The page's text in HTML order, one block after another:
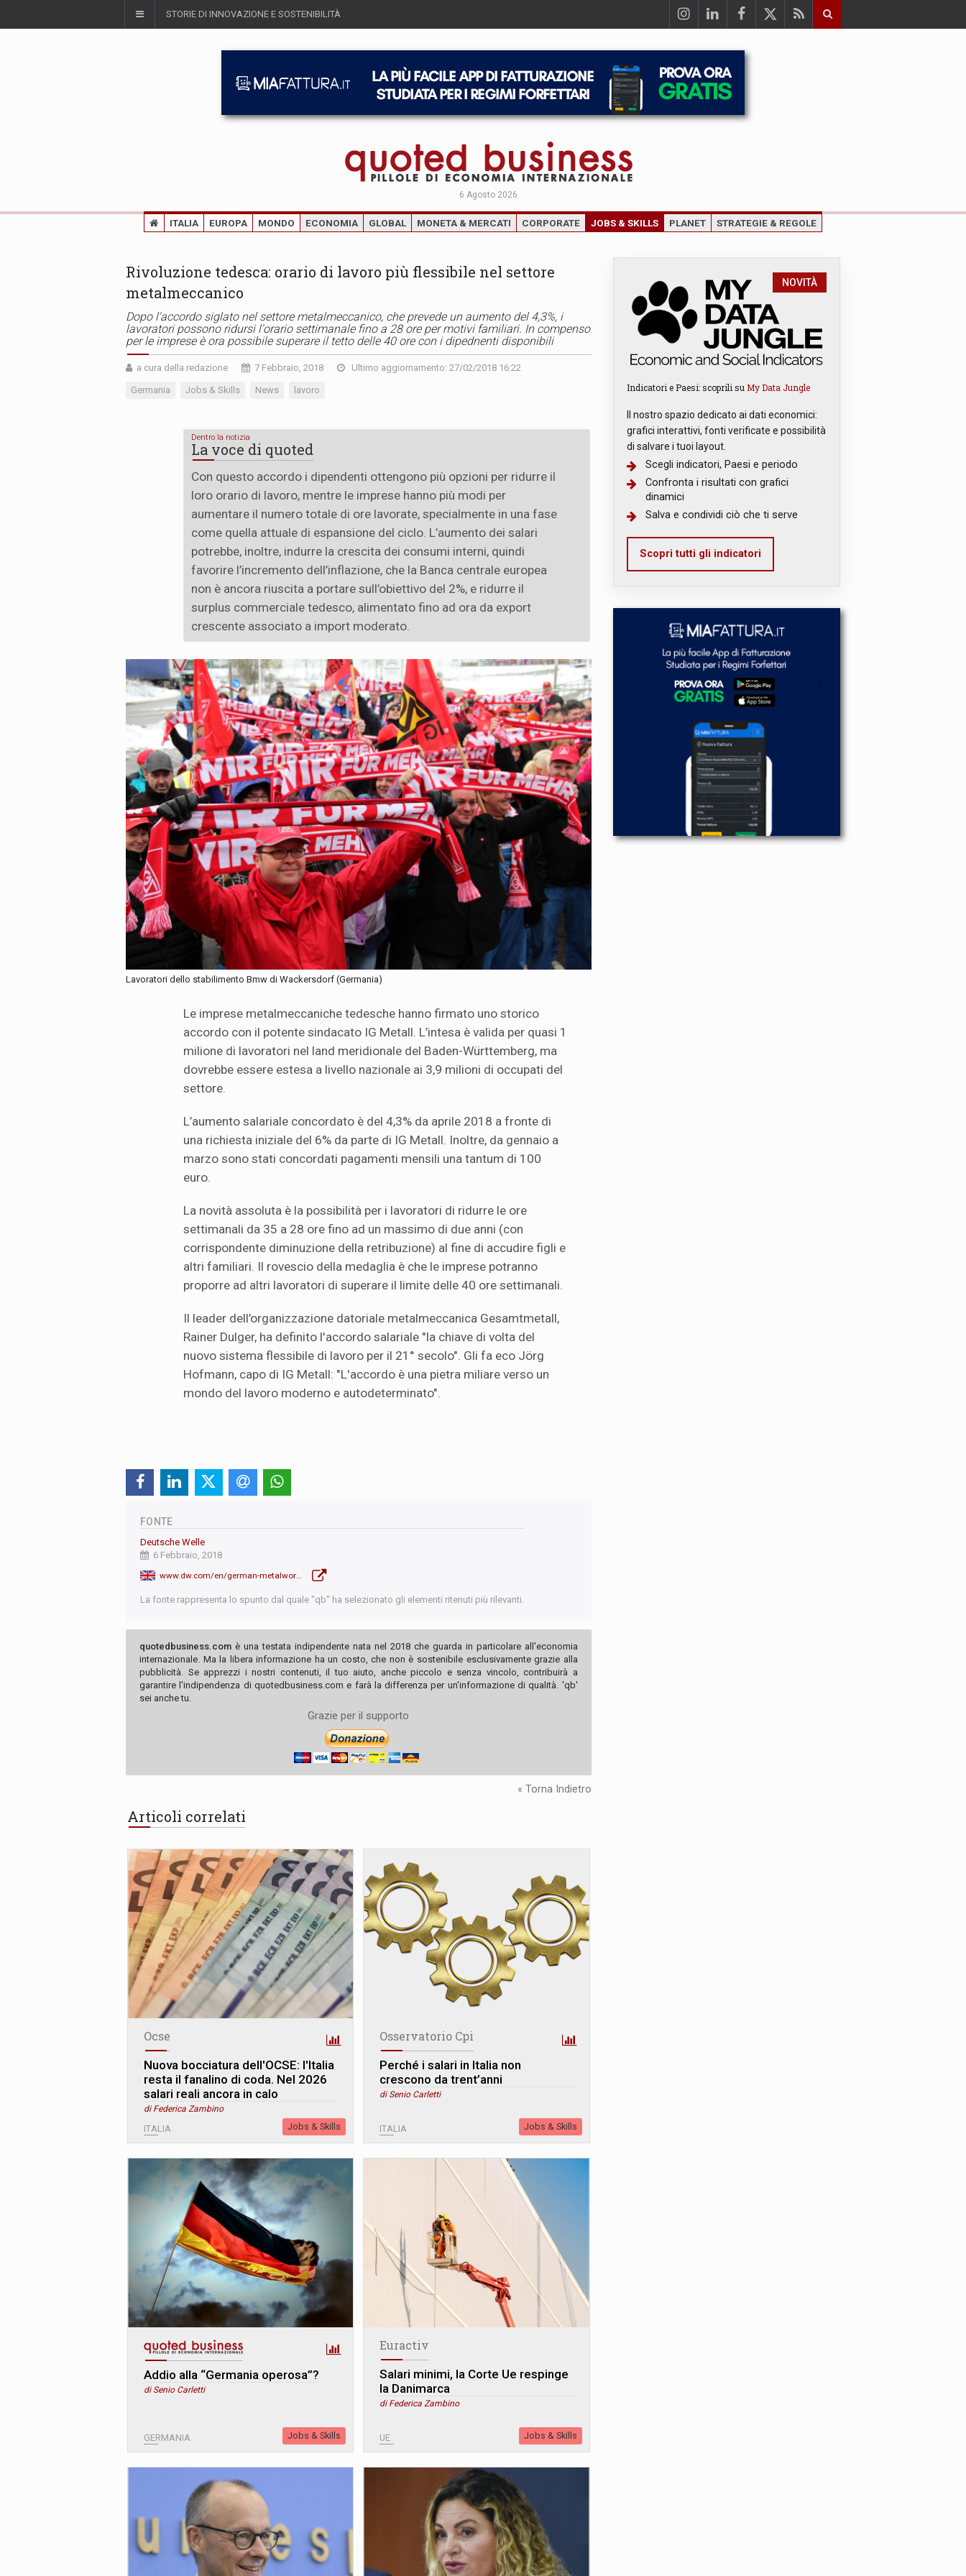
STORIE DI INNOVAZIONE E SOSTENIBILITÀ
6 Agosto 2026
ITALIA EUROPA MONDO ECONOMIA GLOBAL MONETA & MERCATI CORPORATE JOBS & SKILLS PLANET STRATEGIE & REGOLE
Rivoluzione tedesca: orario di lavoro più flessibile nel settore
metalmeccanico
Dopo l'accordo siglato nel settore metalmeccanico, che prevede un aumento del 4,3%, i
lavoratori possono ridursi l'orario settimanale fino a 28 ore per motivi familiari. In compenso
per le imprese è ora possibile superare il tetto delle 40 ore con i dipednenti disponibili
a cura della redazione 7 Febbraio, 2018 Ultimo aggiornamento: 27/02/2018 16:22
Germania Jobs & Skills News lavoro
Dentro la notizia
La voce di quoted
Con questo accordo i dipendenti ottengono più opzioni per ridurre il
loro orario di lavoro, mentre le imprese hanno più modi per
aumentare il numero totale di ore lavorate, specialmente in una fase
come quella attuale di espansione del ciclo. L’aumento dei salari
potrebbe, inoltre, indurre la crescita dei consumi interni, quindi
favorire l’incremento dell’inflazione, che la Banca centrale europea
non è ancora riuscita a portare sull’obiettivo del 2%, e ridurre il
surplus commerciale tedesco, alimentato fino ad ora da export
crescente associato a import moderato.
Lavoratori dello stabilimento Bmw di Wackersdorf (Germania)
Le imprese metalmeccaniche tedesche hanno firmato uno storico
accordo con il potente sindacato IG Metall. L’intesa è valida per quasi 1
milione di lavoratori nel land meridionale del Baden-Württemberg, ma
dovrebbe essere estesa a livello nazionale ai 3,9 milioni di occupati del
settore.
L’aumento salariale concordato è del 4,3% da aprile 2018 a fronte di
una richiesta iniziale del 6% da parte di IG Metall. Inoltre, da gennaio a
marzo sono stati concordati pagamenti mensili una tantum di 100
euro.
La novità assoluta è la possibilità per i lavoratori di ridurre le ore
settimanali da 35 a 28 ore fino ad un massimo di due anni (con
corrispondente diminuzione della retribuzione) al fine di accudire figli e
altri familiari. Il rovescio della medaglia è che le imprese potranno
proporre ad altri lavoratori di superare il limite delle 40 ore settimanali.
Il leader dell’organizzazione datoriale metalmeccanica Gesamtmetall,
Rainer Dulger, ha definito l'accordo salariale "la chiave di volta del
nuovo sistema flessibile di lavoro per il 21° secolo". Gli fa eco Jörg
Hofmann, capo di IG Metall: "L'accordo è una pietra miliare verso un
mondo del lavoro moderno e autodeterminato".
FONTE
Deutsche Welle
6 Febbraio, 2018
www.dw.com/en/german-metalworkers-finally-secure-wage-agreement/a-42464007
La fonte rappresenta lo spunto dal quale "qb" ha selezionato gli elementi ritenuti più rilevanti.
quotedbusiness.com è una testata indipendente nata nel 2018 che guarda in particolare all'economia
internazionale. Ma la libera informazione ha un costo, che non è sostenibile esclusivamente grazie alla
pubblicità. Se apprezzi i nostri contenuti, il tuo aiuto, anche piccolo e senza vincolo, contribuirà a
garantire l'indipendenza di quotedbusiness.com e farà la differenza per un'informazione di qualità. 'qb'
sei anche tu.
Grazie per il supporto
« Torna Indietro
Articoli correlati
Ocse
Nuova bocciatura dell'OCSE: l'Italia
resta il fanalino di coda. Nel 2026
salari reali ancora in calo
di Federica Zambino
ITALIA Jobs & Skills
Osservatorio Cpi
Perché i salari in Italia non
crescono da trent’anni
di Senio Carletti
ITALIA Jobs & Skills
Addio alla “Germania operosa”?
di Senio Carletti
GERMANIA Jobs & Skills
Euractiv
Salari minimi, la Corte Ue respinge
la Danimarca
di Federica Zambino
UE Jobs & Skills
NOVITÀ
Indicatori e Paesi: scoprili su My Data Jungle
Il nostro spazio dedicato ai dati economici:
grafici interattivi, fonti verificate e possibilità
di salvare i tuoi layout.
Scegli indicatori, Paesi e periodo
Confronta i risultati con grafici
dinamici
Salva e condividi ciò che ti serve
Scopri tutti gli indicatori